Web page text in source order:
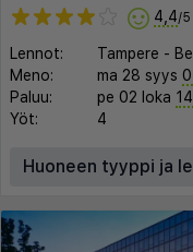
4,4/5
Lennot: Tampere -
Meno:
ma 28 syys
Paluu:
pe 02 loka
Yöt:
4
Huoneen tyyppi ja